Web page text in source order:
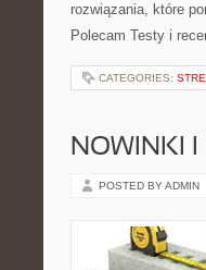
rozwiązania, które
Polecam Testy i
CATEGORIES:
NOWINKI
POSTED BY ADMIN